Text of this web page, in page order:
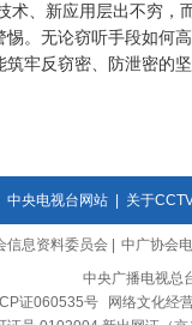
、新应用层出不穷，
。无论窃听手段如何
牢反窃密、防泄密的
中央电视台网站| 关于
信息资料委员会 中广协会
中央广播电视总
证060535号
网络文化经